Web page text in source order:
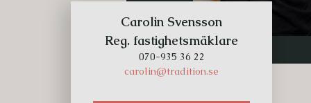
Carolin Svensson
Reg. fastighetsmäklare
070-935 36 22
carolin@tradition.se